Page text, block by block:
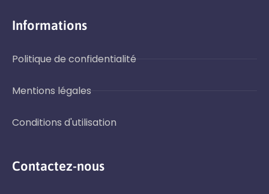
Informations
Politique de confidentialité
Mentions légales
Conditions d'utilisation
Contactez-nous